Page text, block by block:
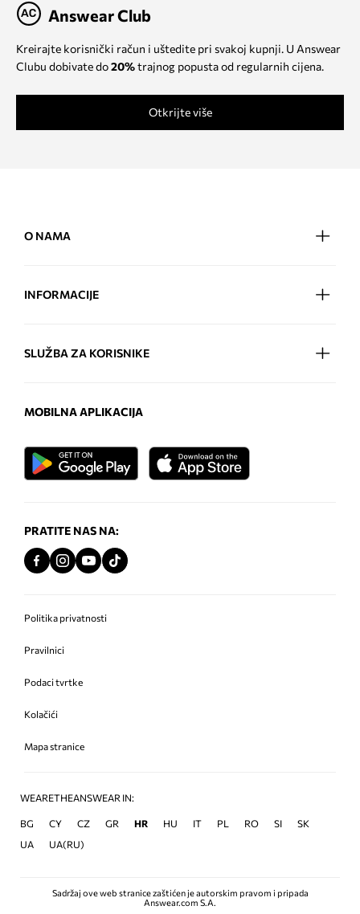
Answear Club
Kreirajte korisnički račun i uštedite pri svakoj kupnji. U Answear
Clubu dobivate do20%trajnog popusta od regularnih cijena.
Otkrijte više
O NAMA
INFORMACIJE
SLUŽBA ZA KORISNIKE
MOBILNA APLIKACIJA
PRATITE NAS NA:
Politika privatnosti
Pravilnici
Podaci tvrtke
Kolačići
Mapa stranice
WEARETHEANSWEAR IN:
BG CY CZ GR HR HU IT PL RO SI
SK
UA
UA(RU)
Sadržaj ove web stranice zaštićen je autorskim pravom i pripada
Answear.com S.A.